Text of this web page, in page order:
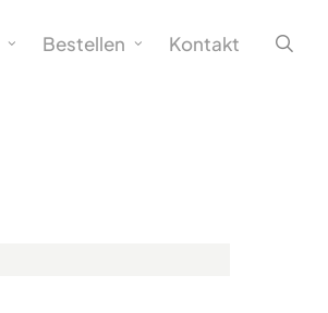
Bestellen Kontakt